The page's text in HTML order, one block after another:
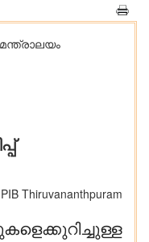
PIB Thiruvananthpuram